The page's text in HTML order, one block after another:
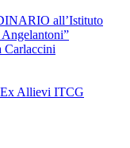
all’Istituto
Angelantoni”
Carlaccini
Allievi ITCG